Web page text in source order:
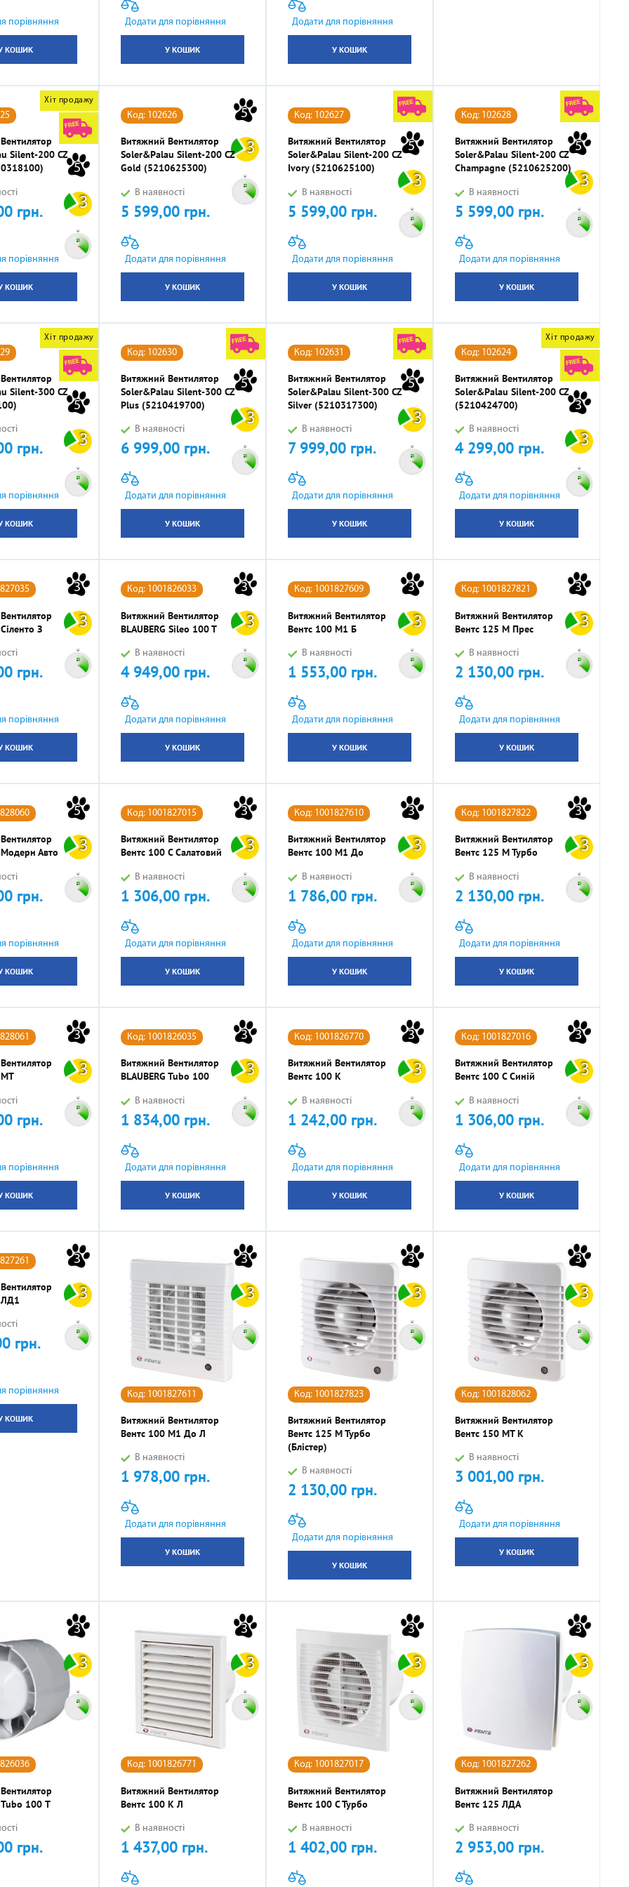
АКСЕСУАРИ
порівняння
КОШИК
Додати для порівняння
У КОШИК
Додати для порівняння
У КОШИК
Хіт продажу
5
3
Silent-200 CZ
грн.
порівняння
КОШИК
5
3
Код: 102626
Витяжний Вентилятор
Soler&Palau Silent-200 CZ
Gold (5210625300)
В наявності
Ціна
5 599,00 грн.
Додати для порівняння
У КОШИК
5
3
Код: 102627
Витяжний Вентилятор
Soler&Palau Silent-200 CZ
Ivory (5210625100)
В наявності
Ціна
5 599,00 грн.
Додати для порівняння
У КОШИК
5
3
Код: 102628
Витяжний Вентилятор
Soler&Palau Silent-200 CZ
Champagne (5210625200)
В наявності
Ціна
5 599,00 грн.
Додати для порівняння
У КОШИК
Хіт продажу
5
3
Silent-300 CZ
грн.
порівняння
КОШИК
5
3
Код: 102630
Витяжний Вентилятор
Soler&Palau Silent-300 CZ
Plus (5210419700)
В наявності
Ціна
6 999,00 грн.
Додати для порівняння
У КОШИК
5
3
Код: 102631
Витяжний Вентилятор
Soler&Palau Silent-300 CZ
Silver (5210317300)
В наявності
Ціна
7 999,00 грн.
Додати для порівняння
У КОШИК
Хіт продажу
3
3
Код: 102624
Витяжний Вентилятор
Soler&Palau Silent-200 CZ
(5210424700)
В наявності
Ціна
4 299,00 грн.
Додати для порівняння
У КОШИК
3
3
З
грн.
порівняння
КОШИК
3
3
Код: 1001826033
Витяжний Вентилятор
BLAUBERG Sileo 100 T
В наявності
Ціна
4 949,00 грн.
Додати для порівняння
У КОШИК
3
3
Код: 1001827609
Витяжний Вентилятор
Вентс 100 М1 Б
В наявності
Ціна
1 553,00 грн.
Додати для порівняння
У КОШИК
3
3
Код: 1001827821
Витяжний Вентилятор
Вентс 125 М Прес
В наявності
Ціна
2 130,00 грн.
Додати для порівняння
У КОШИК
5
3
Авто
грн.
порівняння
КОШИК
3
3
Код: 1001827015
Витяжний Вентилятор
Вентс 100 С Салатовий
В наявності
Ціна
1 306,00 грн.
Додати для порівняння
У КОШИК
3
3
Код: 1001827610
Витяжний Вентилятор
Вентс 100 М1 До
В наявності
Ціна
1 786,00 грн.
Додати для порівняння
У КОШИК
3
3
Код: 1001827822
Витяжний Вентилятор
Вентс 125 М Турбо
В наявності
Ціна
2 130,00 грн.
Додати для порівняння
У КОШИК
3
3
МТ
грн.
порівняння
КОШИК
3
3
Код: 1001826035
Витяжний Вентилятор
BLAUBERG Tubo 100
В наявності
Ціна
1 834,00 грн.
Додати для порівняння
У КОШИК
3
3
Код: 1001826770
Витяжний Вентилятор
Вентс 100 К
В наявності
Ціна
1 242,00 грн.
Додати для порівняння
У КОШИК
3
3
Код: 1001827016
Витяжний Вентилятор
Вентс 100 С Синій
В наявності
Ціна
1 306,00 грн.
Додати для порівняння
У КОШИК
3
3
ЛД1
грн.
порівняння
КОШИК
3
3
Код: 1001827611
Витяжний Вентилятор
Вентс 100 М1 До Л
В наявності
Ціна
1 978,00 грн.
Додати для порівняння
У КОШИК
3
3
Код: 1001827823
Витяжний Вентилятор
Вентс 125 М Турбо
(блістер)
В наявності
Ціна
2 130,00 грн.
Додати для порівняння
У КОШИК
3
3
Код: 1001828062
Витяжний Вентилятор
Вентс 150 МТ К
В наявності
Ціна
3 001,00 грн.
Додати для порівняння
У КОШИК
3
3
Tubo 100 Т
грн.
3
3
Код: 1001826771
Витяжний Вентилятор
Вентс 100 К Л
В наявності
Ціна
1 437,00 грн.
3
3
Код: 1001827017
Витяжний Вентилятор
Вентс 100 С Турбо
В наявності
Ціна
1 402,00 грн.
3
3
Код: 1001827262
Витяжний Вентилятор
Вентс 125 ЛДА
В наявності
Ціна
2 953,00 грн.